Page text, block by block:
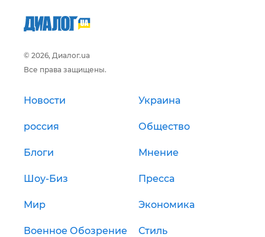
© 2026, Диалог.ua
Все права защищены.
Новости Украина
россия Общество
Блоги Мнение
Шоу-Биз Пресса
Мир Экономика
Военное Обозрение Стиль